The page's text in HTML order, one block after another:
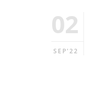
02
SEP'22